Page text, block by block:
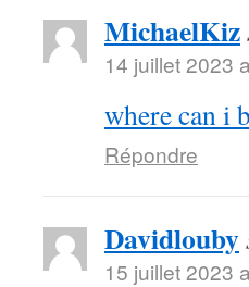
MichaelKiz
14 juillet 2023
where can i
Répondre
Davidlouby
15 juillet 2023